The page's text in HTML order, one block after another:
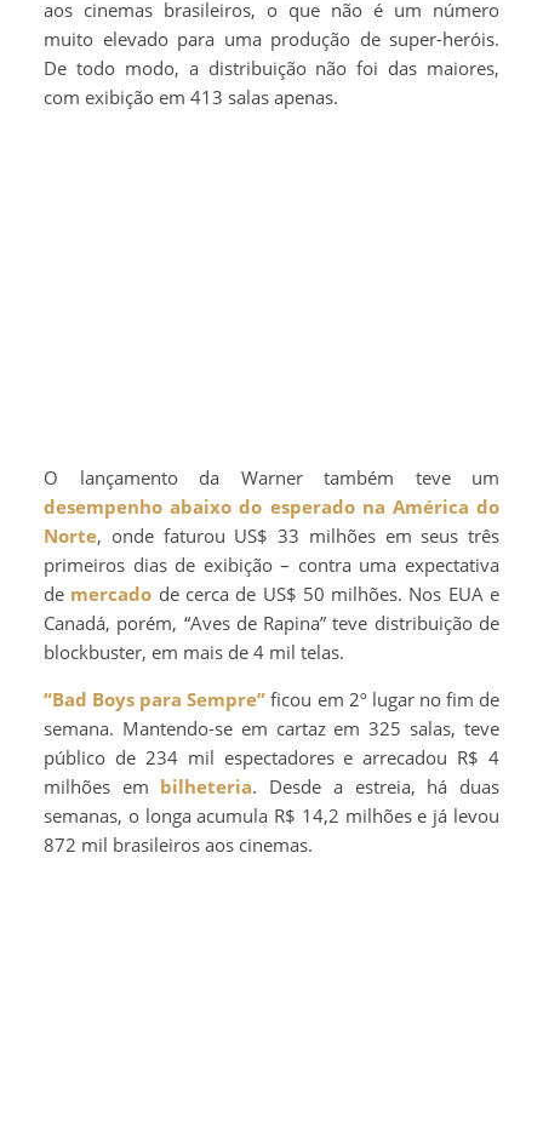
aos cinemas brasileiros, o que não é um número
muito elevado para uma produção de super-heróis.
De todo modo, a distribuição não foi das maiores,
com exibição em 413 salas apenas.
O lançamento da Warner também teve um
desempenho abaixo do esperado na América do
Norte, onde faturou US$ 33 milhões em seus três
primeiros dias de exibição – contra uma expectativa
de mercado de cerca de US$ 50 milhões. Nos EUA e
Canadá, porém, “Aves de Rapina” teve distribuição de
blockbuster, em mais de 4 mil telas.
“Bad Boys para Sempre” ficou em 2º lugar no fim de
semana. Mantendo-se em cartaz em 325 salas, teve
público de 234 mil espectadores e arrecadou R$ 4
milhões em bilheteria. Desde a estreia, há duas
semanas, o longa acumula R$ 14,2 milhões e já levou
872 mil brasileiros aos cinemas.